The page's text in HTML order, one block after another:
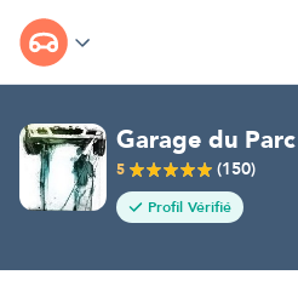
Garage du Parc
5 (150)
Profil Vérifié